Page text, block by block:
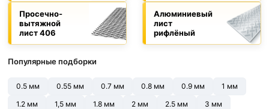
Просечно-
вытяжной
лист 406
Алюминиевый
лист
рифлёный
Популярные подборки
0.5 мм 0.55 мм 0.7 мм 0.8 мм 0.9 мм
1 мм
1.2 мм
1,5 мм 1.8 мм 2 мм 2.5 мм
3 мм